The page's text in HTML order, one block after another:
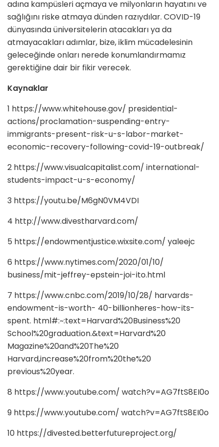
adına kampüsleri açmaya ve milyonların ha­yatını ve
sağlığını riske atmaya dünden razıydılar. COVID-19
dünyasında üni­versitelerin atacakları ya da
atmayacak­ları adımlar, bize, iklim mücadelesinin
geleceğinde onları nerede konumlan­dırmamız
gerektiğine dair bir fikir ve­recek.
Kaynaklar
1 https://www.whitehouse.gov/ presidential-
actions/proclamation-suspending-entry-
immigrants-present-risk-u-s-labor-market-
economic-recovery-following-covid-19-outbreak/
2 https://www.visualcapitalist.com/ international-
students-impact-u-s-economy/
3 https://youtu.be/M6gN0VM4VDI
4 http://www.divestharvard.com/
5 https://endowmentjustice.wixsite.com/ yaleejc
6 https://www.nytimes.com/2020/01/10/
business/mit-jeffrey-epstein-joi-ito.html
7 https://www.cnbc.com/2019/10/28/ harvards-
endowment-is-worth- 40-billionheres-how-its-
spent. html#:~:text=Harvard%20Business%20
School%20graduation.&text=Harvard%20
Magazine%20and%20The%20
Harvard,increase%20from%20the%20
previous%20year.
8 https://www.youtube.com/ watch?v=AG7ftS8EI0o
9 https://www.youtube.com/ watch?v=AG7ftS8EI0o
10 https://divested.betterfutureproject.org/